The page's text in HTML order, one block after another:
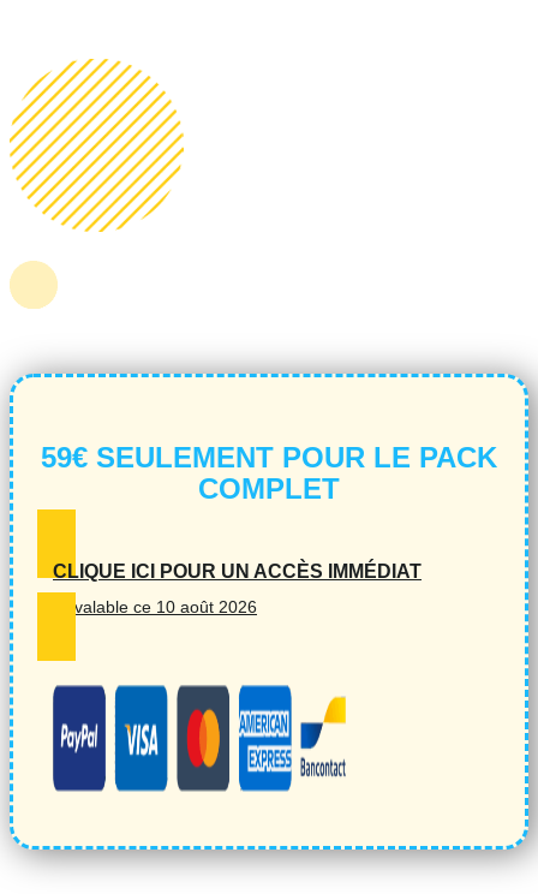
59€ SEULEMENT POUR LE PACK
COMPLET
CLIQUE ICI POUR UN ACCÈS IMMÉDIAT
Tarif valable ce 10 août 2026